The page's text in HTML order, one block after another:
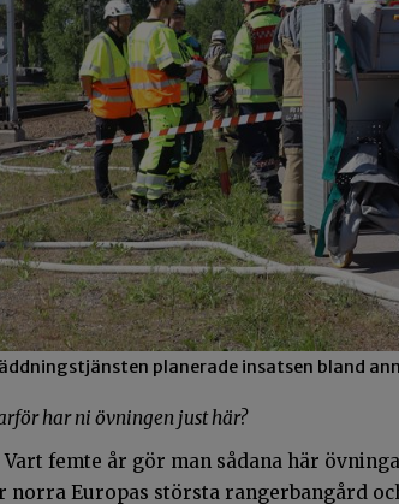
planerade insatsen bland
har ni övningen just här?
Vart femte år gör man sådana här
norra Europas största rangerbangård